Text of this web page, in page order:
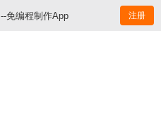
--免编程制作App 注册